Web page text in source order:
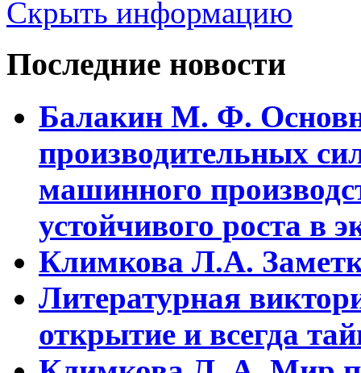
Скрыть информацию
Последние новости
Балакин М. Ф.
пpоизводительных
машинного
устойчивого pоста в
Климкова Л.А.
Литературная
открытие и всегда